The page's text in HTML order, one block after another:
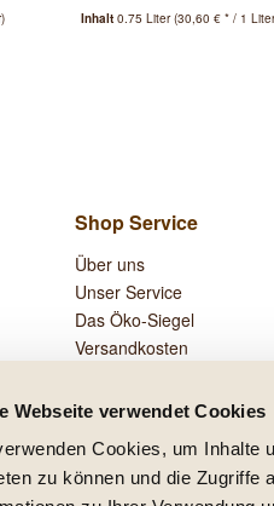
Webseite verwendet Cookies
Cookies, um Inhalte
zu können und die Zugriffe
Inhalt0.75 Liter(30,60 € * / 1
Shop Service
Über uns
Unser Service
Das Öko-Siegel
Versandkosten